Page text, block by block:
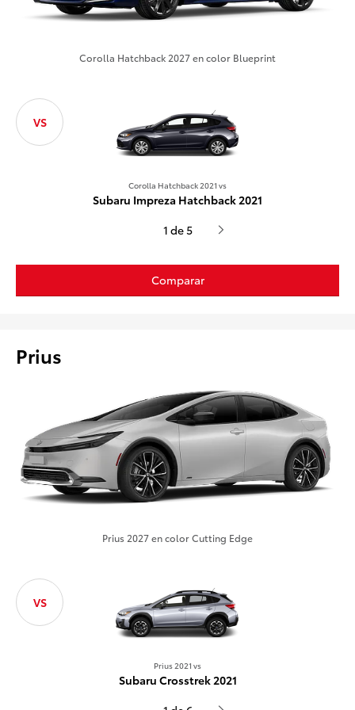
Corolla Hatchback 2027 en color Blueprint
VS
Corolla Hatchback 2021 vs
Subaru Impreza Hatchback 2021
1 de 5
Comparar
Prius
Prius 2027 en color Cutting Edge
VS
Prius 2021 vs
Subaru Crosstrek 2021